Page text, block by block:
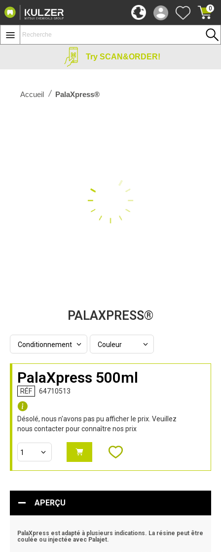
0
Try SCAN&ORDER!
Accueil PalaXpress®
de
galerie
d'images
PALAXPRESS®
PalaXpress 500ml
RÉF 64710513
Désolé, nous n'avons pas pu afficher le prix. Veuillez
nous contacter pour connaître nos prix
APERÇU
PalaXpress est adapté à plusieurs indications. La résine peut être
coulée ou injectée avec Palajet.